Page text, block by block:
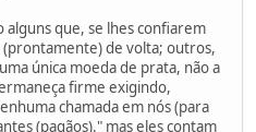
alguns que, se lhes confiarem
de volta; outros,
única moeda de prata, não a
firme exigindo,
chamada em nós (para
(pagãos)." mas eles contam